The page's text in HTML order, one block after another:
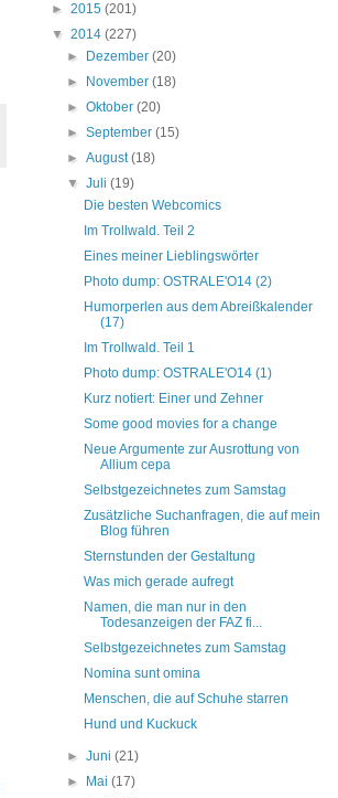
► 2015 (201)
▼ 2014 (227)
►
Dezember(20)
►
November(18)
►Oktober(20)
►September(15)
►August(18)
▼Juli(19)
Die besten Webcomics
Im Trollwald. Teil 2
Eines meiner Lieblingswörter
Photo dump: OSTRALE'O14 (2)
Humorperlen aus dem Abreißkalender
(17)
Im Trollwald. Teil 1
Photo dump: OSTRALE'O14 (1)
Kurz notiert: Einer und Zehner
Some good movies for a change
Neue Argumente zur Ausrottung von
Allium cepa
Selbstgezeichnetes zum Samstag
Zusätzliche Suchanfragen, die auf mein
Blog führen
Sternstunden der Gestaltung
Was mich gerade aufregt
Namen, die man nur in den
Todesanzeigen der FAZ fi...
Selbstgezeichnetes zum Samstag
Nomina sunt omina
Menschen, die auf Schuhe starren
Hund und Kuckuck
►Juni(21)
►
Mai(17)